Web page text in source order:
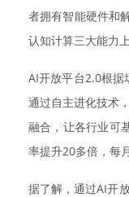
者拥有智能硬件和
认知计算三大能力
AI开放平台2.0根据
通过自主进化技术
融合，让各行业可
率提升20多倍，每
据了解，通过AI开